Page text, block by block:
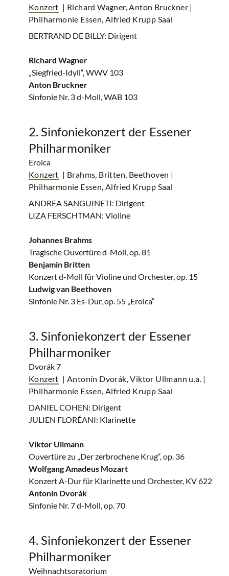
Konzert | Richard Wagner, Anton Bruckner |
Philharmonie Essen, Alfried Krupp Saal
BERTRAND DE BILLY: Dirigent
Richard Wagner
„Siegfried-Idyll“, WWV 103
Anton Bruckner
Sinfonie Nr. 3 d-Moll, WAB 103
2. Sinfoniekonzert der Essener
Philharmoniker
Eroica
Konzert | Brahms, Britten, Beethoven |
Philharmonie Essen, Alfried Krupp Saal
ANDREA SANGUINETI: Dirigent
LIZA FERSCHTMAN: Violine
Johannes Brahms
Tragische Ouvertüre d-Moll, op. 81
Benjamin Britten
Konzert d-Moll für Violine und Orchester, op. 15
Ludwig van Beethoven
Sinfonie Nr. 3 Es-Dur, op. 55 „Eroica“
3. Sinfoniekonzert der Essener
Philharmoniker
Dvorák 7
Konzert | Antonín Dvorák, Viktor Ullmann u.a. |
Philharmonie Essen, Alfried Krupp Saal
DANIEL COHEN: Dirigent
JULIEN FLORÉANI: Klarinette
Viktor Ullmann
Ouvertüre zu „Der zerbrochene Krug“, op. 36
Wolfgang Amadeus Mozart
Konzert A-Dur für Klarinette und Orchester, KV 622
Antonín Dvorák
Sinfonie Nr. 7 d-Moll, op. 70
4. Sinfoniekonzert der Essener
Philharmoniker
Weihnachtsoratorium